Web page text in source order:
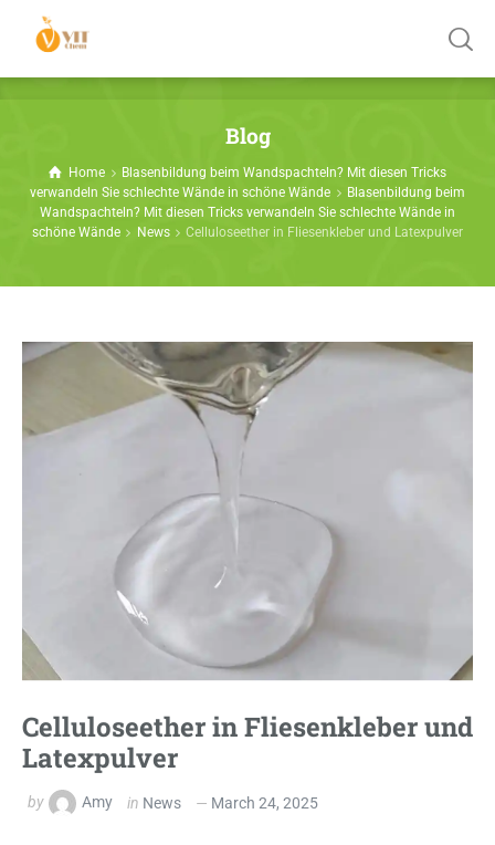
Blog
Home
Blasenbildung beim Wandspachteln? Mit diesen Tricks
verwandeln Sie schlechte Wände in schöne Wände
Blasenbildung beim
Wandspachteln? Mit diesen Tricks verwandeln Sie schlechte Wände in
schöne Wände
News Celluloseether in Fliesenkleber und Latexpulver
Celluloseether in Fliesenkleber und
Latexpulver
by Amy in News March 24, 2025